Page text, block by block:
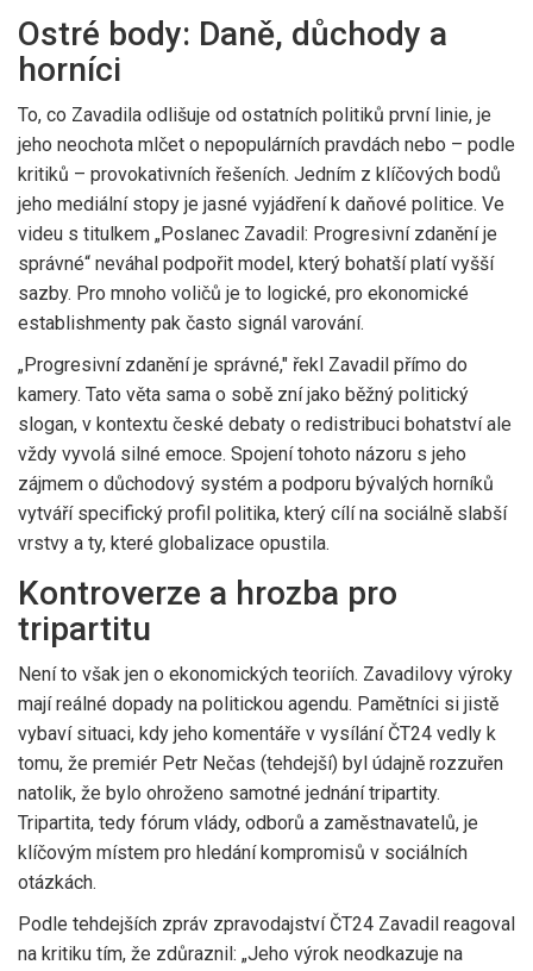
Ostré body: Daně, důchody a
horníci
To, co Zavadila odlišuje od ostatních politiků první linie, je
jeho neochota mlčet o nepopulárních pravdách nebo – podle
kritiků – provokativních řešeních. Jedním z klíčových bodů
jeho mediální stopy je jasné vyjádření k daňové politice. Ve
videu s titulkem „Poslanec Zavadil: Progresivní zdanění je
správné“ neváhal podpořit model, který bohatší platí vyšší
sazby. Pro mnoho voličů je to logické, pro ekonomické
establishmenty pak často signál varování.
„Progresivní zdanění je správné," řekl Zavadil přímo do
kamery. Tato věta sama o sobě zní jako běžný politický
slogan, v kontextu české debaty o redistribuci bohatství ale
vždy vyvolá silné emoce. Spojení tohoto názoru s jeho
zájmem o důchodový systém a podporu bývalých horníků
vytváří specifický profil politika, který cílí na sociálně slabší
vrstvy a ty, které globalizace opustila.
Kontroverze a hrozba pro
tripartitu
Není to však jen o ekonomických teoriích. Zavadilovy výroky
mají reálné dopady na politickou agendu. Pamětníci si jistě
vybaví situaci, kdy jeho komentáře v vysílání ČT24 vedly k
tomu, že premiér Petr Nečas (tehdejší) byl údajně rozzuřen
natolik, že bylo ohroženo samotné jednání tripartity.
Tripartita, tedy fórum vlády, odborů a zaměstnavatelů, je
klíčovým místem pro hledání kompromisů v sociálních
otázkách.
Podle tehdejších zpráv zpravodajství ČT24 Zavadil reagoval
na kritiku tím, že zdůraznil: „Jeho výrok neodkazuje na